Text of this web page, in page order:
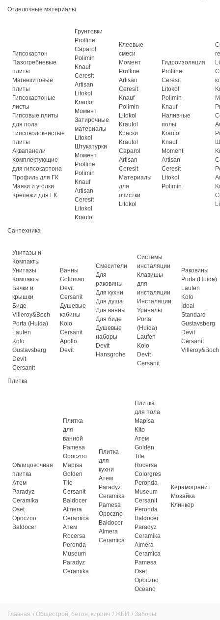
Отделочные материалы
Гипсокартон
Пазогребневые
плиты
Магнезитовые
плиты
Гипсокартоные
листы
Гипсовые плиты
для пола
Гипсоволокнистые
плиты
Аквапанели
Комплектующие
для гипсокартона
Профиль для ГК
Маяки и уголки
Крепежи для ГК
Грунтовки
Profline
Caparol
Polimin
Knauf
Ceresit
Artisan
Litokol
Krautol
Момент
Затирочные
материалы
Litokol
Штукатурки
Момент
Profline
Polimin
Knauf
Artisan
Ceresit
Litokol
Krautol
Клеевые
смеси
Момент
Profline
Artisan
Ceresit
Knauf
Polimin
Litokol
Krautol
Краски
Krautol
Caparol
Artisan
Ceresit
Материалы
для
очистки
Litokol
Гидроизоляция
Profline
Ceresit
Litokol
Polimin
Knauf
Наливные
полы
Krautol
Knauf
Moment
Artisan
Ceresit
Litokol
Polimin
Сантехника
Унитазы и
Компакты
Унитазы
Компакты
Бачки и
крышки
Биде
Villeroy&Boch
Porta (Huida)
Laufen
Kolo
Gustavsberg
Devit
Cersanit
Ванны
Goldman
Devit
Cersanit
Душевые
кабины
Kolo
Cersanit
Apollo
Devit
Смесители
Для
раковины
Для кухни
Для душа
Для ванны
Для биде
Душевые
наборы
Devit
Hansgrohe
Системы
инсталяции
Клавишы
для
инсталяции
Инсталяции
Уриналы
Porta
(Huida)
Laufen
Kolo
Devit
Cersanit
Раковины
Porta (Huida)
Laufen
Kolo
Ideal
Standard
Gustavsberg
Devit
Cersanit
Villeroy&Boch
Плитка
Облицовочная
плитка
Атем
Paradyz
Ceramika
Oset
Opoczno
Baldocer
Плитка
для
ванной
Pamesa
Opoczno
Mapisa
Golden
Tile
Cersanit
Baldocer
Almera
Ceramica
Атем
Rocersa
Peronda-
Museum
Paradyz
Ceramika
Плитка
для
кухни
Атем
Paradyz
Ceramika
Pamesa
Opoczno
Baldocer
Almera
Ceramica
Плитка
для пола
Mapisa
Kito
Атем
Golden
Tile
Rocersa
Colorgres
Peronda-
Museum
Cersanit
Peronda
Baldocer
Paradyz
Ceramika
Almera
Ceramica
Pamesa
Oset
Opoczno
Oceano
Керамогранит
Мозайка
Клинкер
Главная / Общестрой, бетон, кирпич / ЖБИ / Заборы